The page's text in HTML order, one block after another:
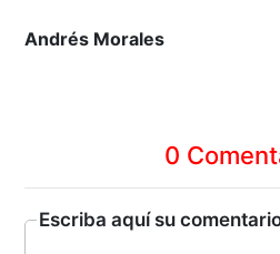
Andrés Morales
0
Escriba aquí su